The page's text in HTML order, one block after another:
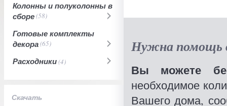
Колонны и полуколонны в
сборе(58)
Готовые комплекты
декора(65)
Расходники(4)
Скачать
Нужна помощь
Вы можете
необходимое
Вашего дома,